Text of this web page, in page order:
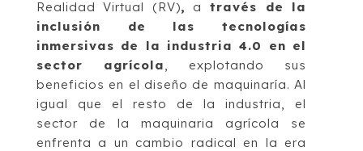
Realidad Virtual (RV), a
través de la
inclusión de las tecnologías
inmersivas de la industria 4.0 en el
sector agrícola
, explotando sus
beneficios en el diseño de maquinaría. Al
igual que el resto de la industria, el
sector de la maquinaria agrícola se
enfrenta a un cambio radical en la era